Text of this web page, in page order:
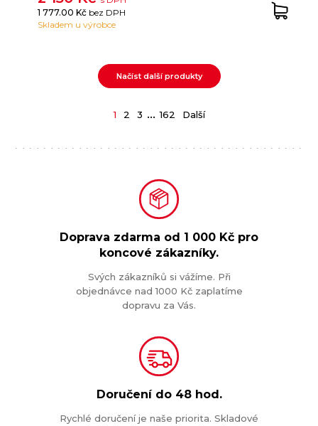
1 777.00 Kč bez DPH
Skladem u výrobce
Načíst další produkty
1 2 3 ... 162 Další
Doprava zdarma od 1 000 Kč pro
koncové zákazníky.
Svých zákazníků si vážíme. Při
objednávce nad 1000 Kč zaplatíme
dopravu za Vás.
Doručení do 48 hod.
Rychlé doručení je naše priorita. Skladové